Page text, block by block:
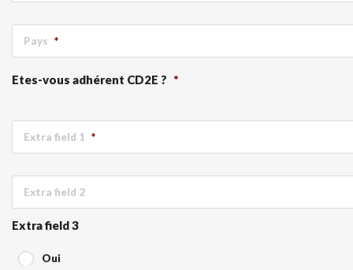
Pays *
Etes-vous adhérent CD2E ? *
Extra field 1 *
Extra field 2
Extra field 3
Oui